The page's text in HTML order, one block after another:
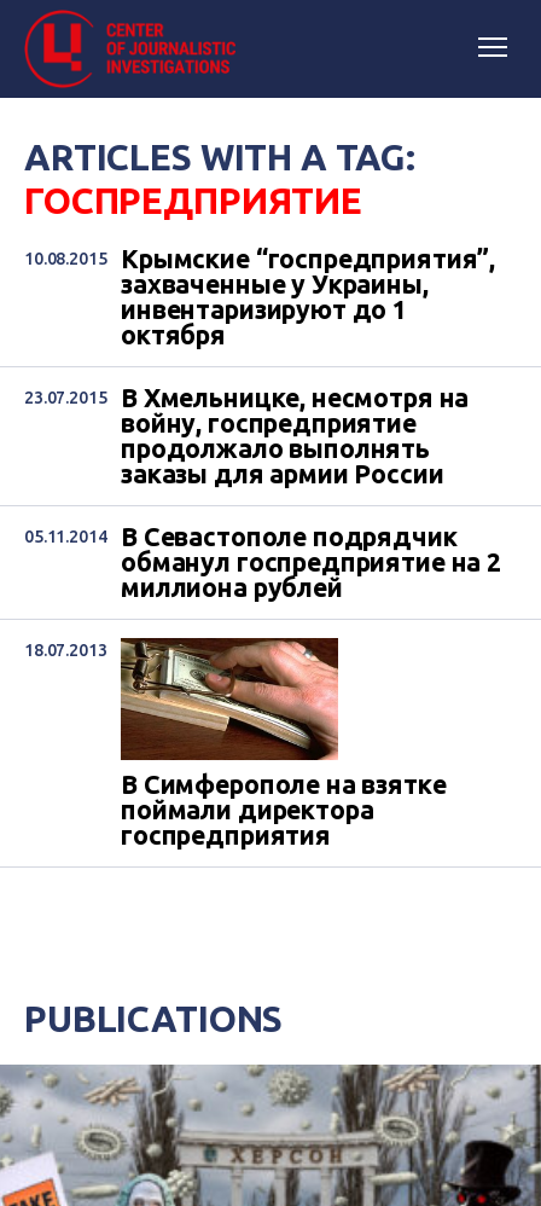
ARTICLES WITH A TAG:
ГОСПРЕДПРИЯТИЕ
10.08.2015
Крымские “госпредприятия”,
захваченные у Украины,
инвентаризируют до 1
октября
23.07.2015
В Хмельницке, несмотря на
войну, госпредприятие
продолжало выполнять
заказы для армии России
05.11.2014
В Севастополе подрядчик
обманул госпредприятие на 2
миллиона рублей
18.07.2013
В Симферополе на взятке
поймали директора
госпредприятия
PUBLICATIONS